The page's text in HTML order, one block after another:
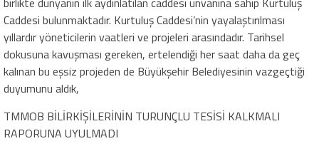
Caddesi bulunmaktadır. Kurtuluş Caddesi’nin yayalaştırılması
yıllardır yöneticilerin vaatleri ve projeleri arasındadır. Tarihsel
dokusuna kavuşması gereken, ertelendiği her saat daha da geç
kalınan bu eşsiz projeden de Büyükşehir Belediyesinin vazgeçtiği
duyumunu aldık,
TMMOB BİLİRKİŞİLERİNİN TURUNÇLU TESİSİ KALKMALI
RAPORUNA UYULMADI